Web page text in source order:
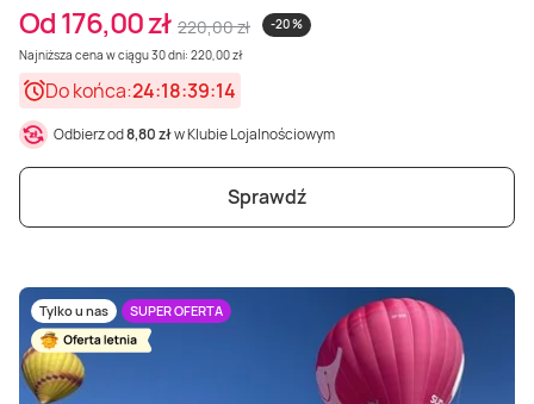
Od 176,00 zł 220,00 zł
-20 %
Najniższa cena w ciągu 30 dni: 220,00 zł
Do końca:24:18:39:12
Odbierz od8,80 złw Klubie Lojalnościowym
Sprawdź
Tylko u nas SUPER OFERTA